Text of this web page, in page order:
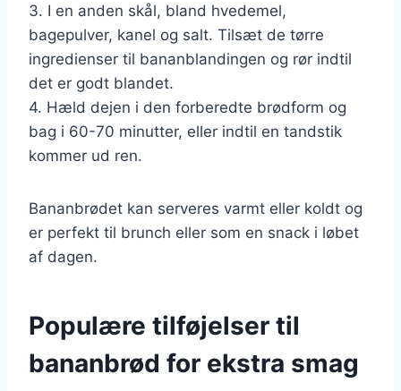
3. I en anden skål, bland hvedemel,
bagepulver, kanel og salt. Tilsæt de tørre
ingredienser til bananblandingen og rør indtil
det er godt blandet.
4. Hæld dejen i den forberedte brødform og
bag i 60-70 minutter, eller indtil en tandstik
kommer ud ren.
Bananbrødet kan serveres varmt eller koldt og
er perfekt til brunch eller som en snack i løbet
af dagen.
Populære tilføjelser til
bananbrød for ekstra smag